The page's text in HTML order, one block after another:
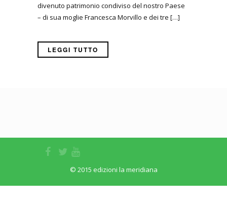
divenuto patrimonio condiviso del nostro Paese
– di sua moglie Francesca Morvillo e dei tre […]
LEGGI TUTTO
© 2015 edizioni la meridiana